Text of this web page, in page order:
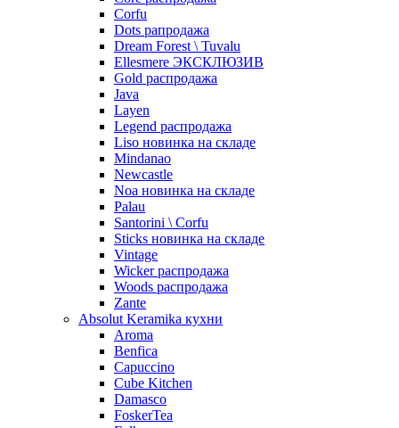
Corfu
Dots рапродажа
Dream Forest \ Tuvalu
Ellesmere ЭКСКЛЮЗИВ
Gold распродажа
Java
Layen
Legend распродажа
Liso новинка на складе
Mindanao
Newcastle
Noa новинка на складе
Palau
Santorini \ Corfu
Sticks новинка на складе
Vintage
Wicker распродажа
Woods распродажа
Zante
Absolut Keramika кухни
Aroma
Benfica
Capuccino
Cube Kitchen
Damasco
FoskerTea